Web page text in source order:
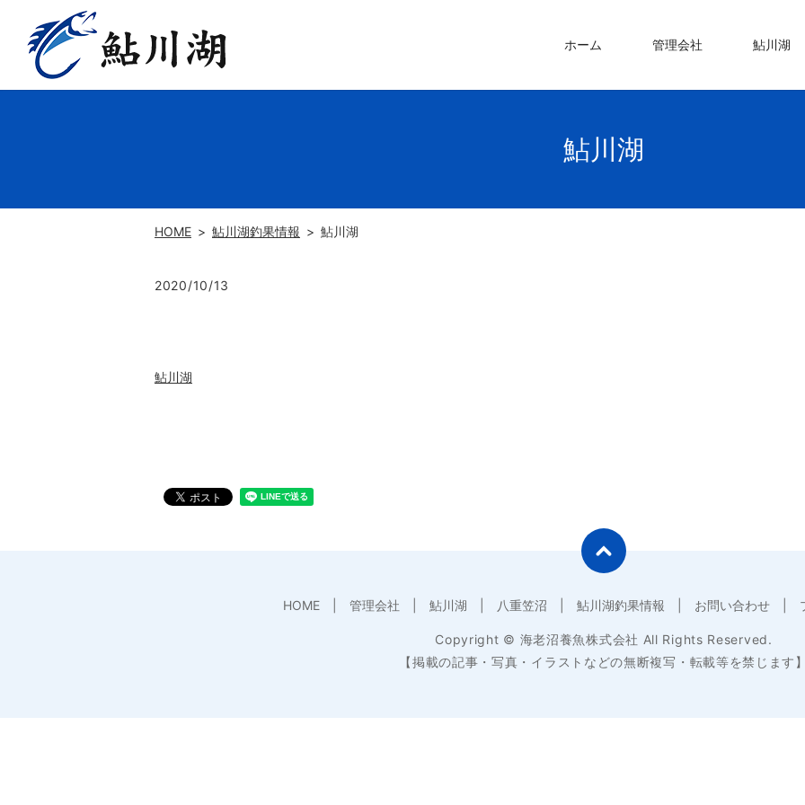
ホーム 管理会社 鮎川湖
鮎川湖
HOME 鮎川湖釣果情報 鮎川湖
2020/10/13
鮎川湖
HOME 管理会社 鮎川湖 八重笠沼 鮎川湖釣果情報 お問い合わせ
Copyright © 海老沼養魚株式会社 All Rights Reserved.
【掲載の記事・写真・イラストなどの無断複写・転載等を禁じます】